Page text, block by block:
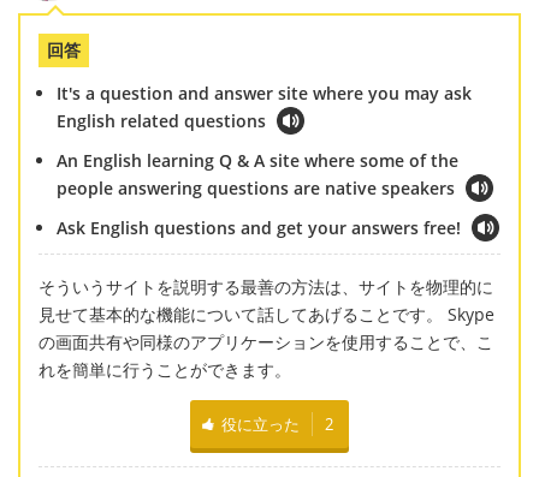
回答
It's a question and answer site where you may ask
English related questions
An English learning Q & A site where some of the
people answering questions are native speakers
Ask English questions and get your answers free!
そういうサイトを説明する最善の方法は、サイトを物理的に
見せて基本的な機能について話してあげることです。 Skype
の画面共有や同様のアプリケーションを使用することで、こ
れを簡単に行うことができます。
役に立った 2